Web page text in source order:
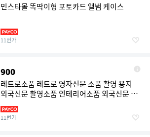
민스타몰 똑딱이형 포토카드 앨범 케이스
11번가
900
레트로소품 레트로 영자신문 소품 촬영 용지
외국신문 촬영소품 인테리어소품 외국신문 영
문신문
11번가